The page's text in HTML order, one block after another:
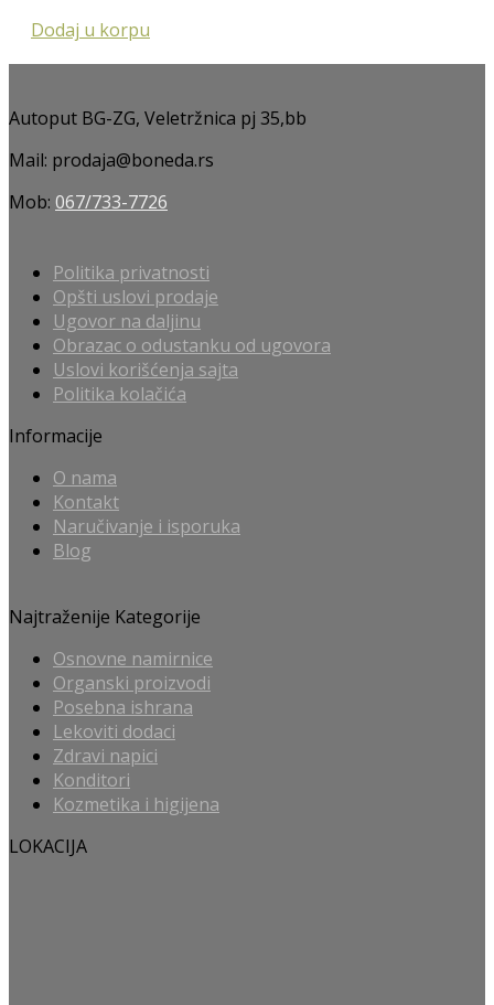
Dodaj u korpu
Autoput BG-ZG, Veletržnica pj 35,bb
Mail: prodaja@boneda.rs
Mob: 067/733-7726
Politika privatnosti
Opšti uslovi prodaje
Ugovor na daljinu
Obrazac o odustanku od ugovora
Uslovi korišćenja sajta
Politika kolačića
Informacije
O nama
Kontakt
Naručivanje i isporuka
Blog
Najtraženije Kategorije
Osnovne namirnice
Organski proizvodi
Posebna ishrana
Lekoviti dodaci
Zdravi napici
Konditori
Kozmetika i higijena
LOKACIJA